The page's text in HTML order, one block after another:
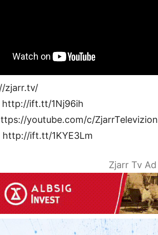
zjarr.tv/
http://ift.tt/1Nj96ih
youtube.com/c/ZjarrTelevizion
http://ift.tt/1KYE3Lm
Zjarr Tv Ad